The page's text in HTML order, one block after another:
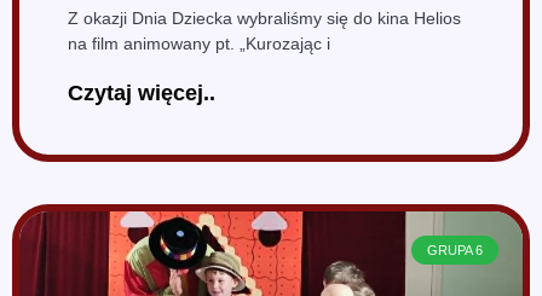
Z okazji Dnia Dziecka wybraliśmy się do kina Helios
na film animowany pt. „Kurozając i
Czytaj więcej..
GRUPA 6